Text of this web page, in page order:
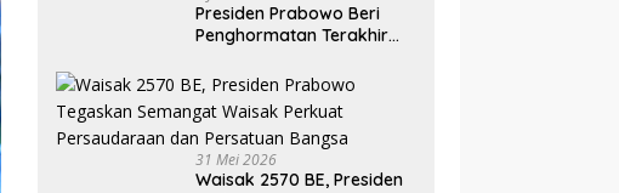
Presiden Prabowo Beri
Penghormatan Terakhir
Jenderal TNI (Purn)
Ryamizard Ryacudu
31 Mei 2026
Waisak 2570 BE, Presiden